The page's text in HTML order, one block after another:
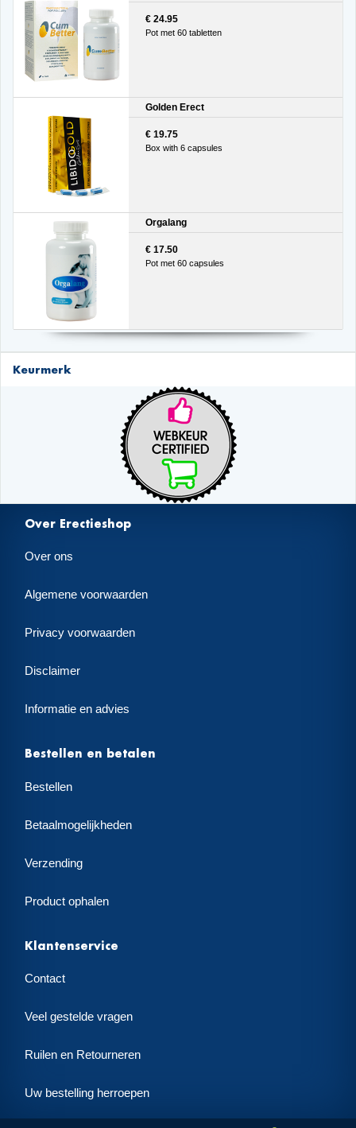
€ 24.95
Pot met 60 tabletten
Golden Erect
€ 19.75
Box with 6 capsules
Orgalang
€ 17.50
Pot met 60 capsules
Keurmerk
Over Erectieshop
Over ons
Algemene voorwaarden
Privacy voorwaarden
Disclaimer
Informatie en advies
Bestellen en betalen
Bestellen
Betaalmogelijkheden
Verzending
Product ophalen
Klantenservice
Contact
Veel gestelde vragen
Ruilen en Retourneren
Uw bestelling herroepen